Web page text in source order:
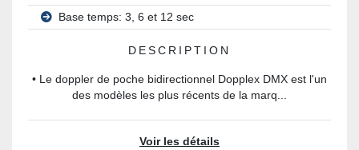
Base temps: 3, 6 et 12 sec
DESCRIPTION
• Le doppler de poche bidirectionnel Dopplex DMX est l'un
des modèles les plus récents de la marq...
Voir les détails